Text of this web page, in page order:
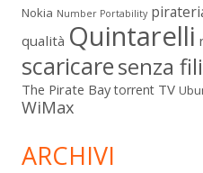
Nokia Number Portability
qualità Quintarelli
scaricaresenza fili
The Pirate Bay torrent TV
WiMax
ARCHIVI